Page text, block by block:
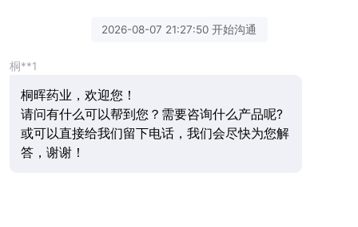
2026-08-07 21:27:50 开始沟通
桐**1
桐晖药业，欢迎您！
请问有什么可以帮到您？需要咨询什么产品呢?
或可以直接给我们留下电话，我们会尽快为您解
答，谢谢！